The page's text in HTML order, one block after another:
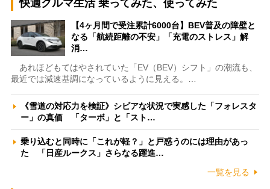
快適クルマ生活 乗ってみた、使ってみた
【4ヶ月間で受注累計6000台】BEV普及の障壁と
なる「航続距離の不安」「充電のストレス」解
消…
あれほどもてはやされていた「EV（BEV）シフト」の潮流も、
最近では減速基調になっているように見える。…
《雪道の対応力を検証》シビアな状況で実感した「フォレスタ
ー」の真価 「ターボ」と「スト…
乗り込むと同時に「これが軽？」と戸惑うのには理由があっ
た 「日産ルークス」さらなる躍進…
一覧を見る